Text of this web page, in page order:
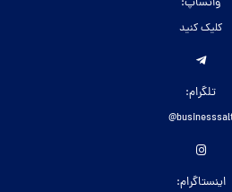
کلیک کنید
تلگرام:
اینستاگرام: